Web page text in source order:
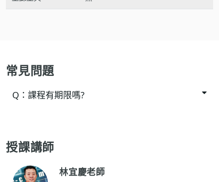
常見問題
Q： 課程有期限嗎?
授課講師
林宜慶老師